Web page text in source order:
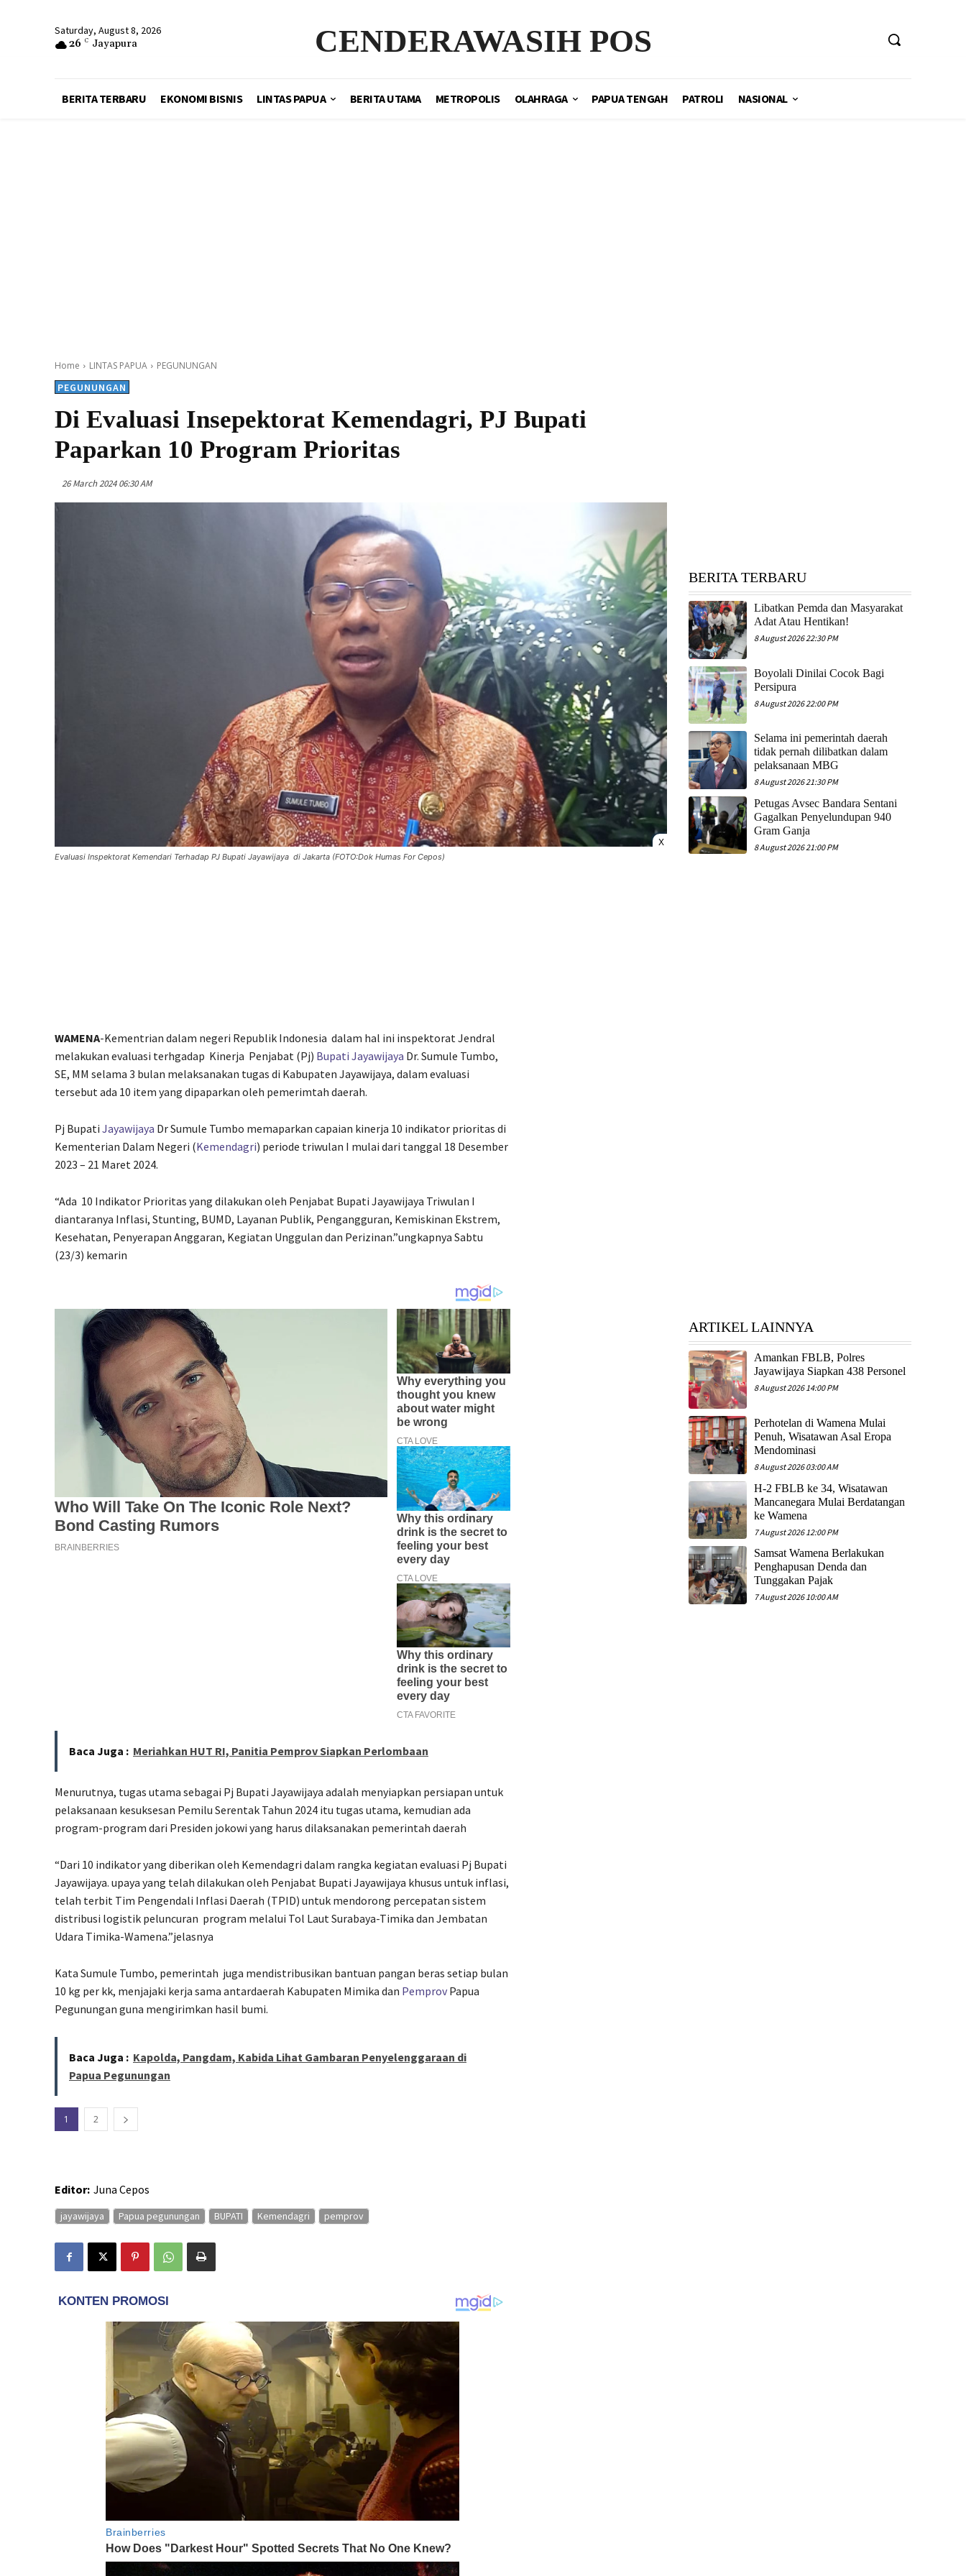
Saturday, August 8, 2026
26 C Jayapura CENDERAWASIH POS
BERITA TERBARU EKONOMI BISNIS LINTAS PAPUA BERITA UTAMA METROPOLIS OLAHRAGA PAPUA TENGAH PATROLI NASIONAL
Home LINTAS PAPUA PEGUNUNGAN
PEGUNUNGAN
Di Evaluasi Insepektorat Kemendagri, PJ Bupati
Paparkan 10 Program Prioritas
26 March 2024 06:30 AM
X
Evaluasi Inspektorat Kemendari Terhadap PJ Bupati Jayawijaya di Jakarta (FOTO:Dok Humas For Cepos)
WAMENA-Kementrian dalam negeri Republik Indonesia dalam hal ini inspektorat Jendral
melakukan evaluasi terhgadap Kinerja Penjabat (Pj) Bupati Jayawijaya Dr. Sumule Tumbo,
SE, MM selama 3 bulan melaksanakan tugas di Kabupaten Jayawijaya, dalam evaluasi
tersebut ada 10 item yang dipaparkan oleh pemerimtah daerah.
Pj Bupati Jayawijaya Dr Sumule Tumbo memaparkan capaian kinerja 10 indikator prioritas di
Kementerian Dalam Negeri (Kemendagri) periode triwulan I mulai dari tanggal 18 Desember
2023 – 21 Maret 2024.
“Ada 10 Indikator Prioritas yang dilakukan oleh Penjabat Bupati Jayawijaya Triwulan I
diantaranya Inflasi, Stunting, BUMD, Layanan Publik, Pengangguran, Kemiskinan Ekstrem,
Kesehatan, Penyerapan Anggaran, Kegiatan Unggulan dan Perizinan.”ungkapnya Sabtu
(23/3) kemarin
Baca Juga : Meriahkan HUT RI, Panitia Pemprov Siapkan Perlombaan
Menurutnya, tugas utama sebagai Pj Bupati Jayawijaya adalah menyiapkan persiapan untuk
pelaksanaan kesuksesan Pemilu Serentak Tahun 2024 itu tugas utama, kemudian ada
program-program dari Presiden jokowi yang harus dilaksanakan pemerintah daerah
“Dari 10 indikator yang diberikan oleh Kemendagri dalam rangka kegiatan evaluasi Pj Bupati
Jayawijaya. upaya yang telah dilakukan oleh Penjabat Bupati Jayawijaya khusus untuk inflasi,
telah terbit Tim Pengendali Inflasi Daerah (TPID) untuk mendorong percepatan sistem
distribusi logistik peluncuran program melalui Tol Laut Surabaya-Timika dan Jembatan
Udara Timika-Wamena.”jelasnya
Kata Sumule Tumbo, pemerintah juga mendistribusikan bantuan pangan beras setiap bulan
10 kg per kk, menjajaki kerja sama antardaerah Kabupaten Mimika dan Pemprov Papua
Pegunungan guna mengirimkan hasil bumi.
Baca Juga : Kapolda, Pangdam, Kabida Lihat Gambaran Penyelenggaraan di
Papua Pegunungan
1 2
Editor: Juna Cepos
jayawijaya Papua pegunungan BUPATI Kemendagri pemprov
BERITA TERBARU
Libatkan Pemda dan Masyarakat
Adat Atau Hentikan!
8 August 2026 22:30 PM
Boyolali Dinilai Cocok Bagi
Persipura
8 August 2026 22:00 PM
Selama ini pemerintah daerah
tidak pernah dilibatkan dalam
pelaksanaan MBG
8 August 2026 21:30 PM
Petugas Avsec Bandara Sentani
Gagalkan Penyelundupan 940
Gram Ganja
8 August 2026 21:00 PM
ARTIKEL LAINNYA
Amankan FBLB, Polres
Jayawijaya Siapkan 438 Personel
8 August 2026 14:00 PM
Perhotelan di Wamena Mulai
Penuh, Wisatawan Asal Eropa
Mendominasi
8 August 2026 03:00 AM
H-2 FBLB ke 34, Wisatawan
Mancanegara Mulai Berdatangan
ke Wamena
7 August 2026 12:00 PM
Samsat Wamena Berlakukan
Penghapusan Denda dan
Tunggakan Pajak
7 August 2026 10:00 AM